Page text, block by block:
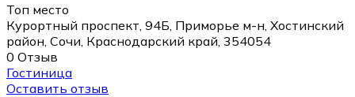
Топ место
Курортный проспект, 94Б, Приморье м-н, Хостинский
район, Сочи, Краснодарский край, 354054
0 Отзыв
Гостиница
Оставить отзыв